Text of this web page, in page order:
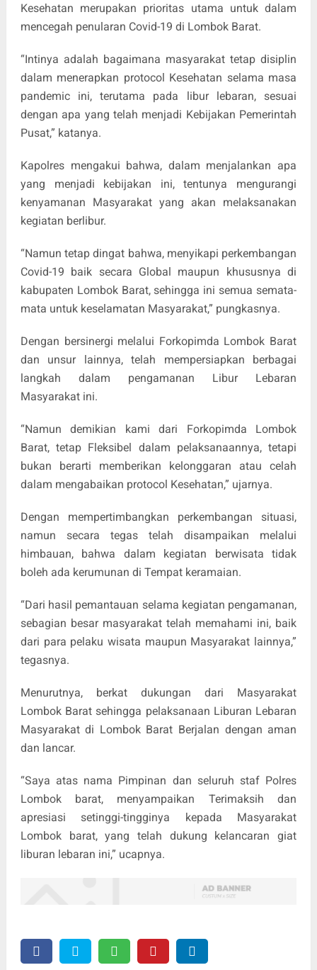
Kesehatan merupakan prioritas utama untuk dalam
mencegah penularan Covid-19 di Lombok Barat.
“Intinya adalah bagaimana masyarakat tetap disiplin
dalam menerapkan protocol Kesehatan selama masa
pandemic ini, terutama pada libur lebaran, sesuai
dengan apa yang telah menjadi Kebijakan Pemerintah
Pusat,” katanya.
Kapolres mengakui bahwa, dalam menjalankan apa
yang menjadi kebijakan ini, tentunya mengurangi
kenyamanan Masyarakat yang akan melaksanakan
kegiatan berlibur.
“Namun tetap dingat bahwa, menyikapi perkembangan
Covid-19 baik secara Global maupun khususnya di
kabupaten Lombok Barat, sehingga ini semua semata-
mata untuk keselamatan Masyarakat,” pungkasnya.
Dengan bersinergi melalui Forkopimda Lombok Barat
dan unsur lainnya, telah mempersiapkan berbagai
langkah dalam pengamanan Libur Lebaran
Masyarakat ini.
“Namun demikian kami dari Forkopimda Lombok
Barat, tetap Fleksibel dalam pelaksanaannya, tetapi
bukan berarti memberikan kelonggaran atau celah
dalam mengabaikan protocol Kesehatan,” ujarnya.
Dengan mempertimbangkan perkembangan situasi,
namun secara tegas telah disampaikan melalui
himbauan, bahwa dalam kegiatan berwisata tidak
boleh ada kerumunan di Tempat keramaian.
“Dari hasil pemantauan selama kegiatan pengamanan,
sebagian besar masyarakat telah memahami ini, baik
dari para pelaku wisata maupun Masyarakat lainnya,”
tegasnya.
Menurutnya, berkat dukungan dari Masyarakat
Lombok Barat sehingga pelaksanaan Liburan Lebaran
Masyarakat di Lombok Barat Berjalan dengan aman
dan lancar.
“Saya atas nama Pimpinan dan seluruh staf Polres
Lombok barat, menyampaikan Terimaksih dan
apresiasi setinggi-tingginya kepada Masyarakat
Lombok barat, yang telah dukung kelancaran giat
liburan lebaran ini,” ucapnya.